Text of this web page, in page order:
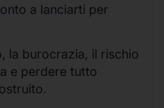
a lanciarti per
la burocrazia, il rischio
e perdere tutto